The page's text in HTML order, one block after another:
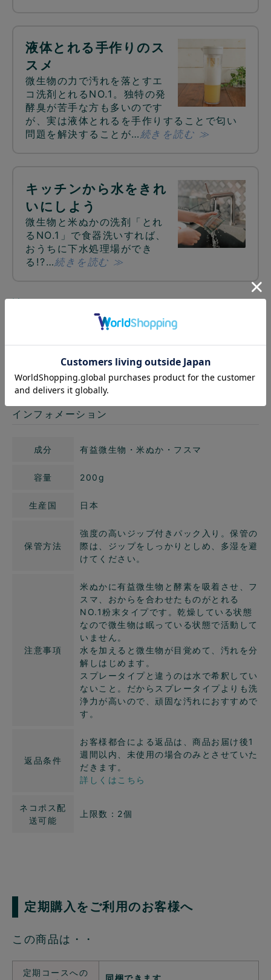
液体とれる手作りのス
スメ
微生物の力で汚れを落とすエ
コ洗剤とれるNO.1。独特の発
酵臭が苦手な方も多いのです
が、実は液体とれるを手作りすることで匂い
問題を解決することが… 続きを読む ≫
キッチンから水をきれ
いにしよう
微生物と米ぬかの洗剤「とれ
るNO.1」で食器洗いすれば、
おうちに下水処理場ができ
る!?…続きを読む ≫
商品詳細
インフォメーション
成分 有益微生物・米ぬか・フスマ
容量 200g
生産国 日本
保管方法
強度の高いジップ付きパック入り。保管の
際は、ジップをしっかりとしめ、多湿を避
けてください。
注意事項
米ぬかに有益微生物と酵素を吸着させ、フ
スマ、おからを合わせたものがとれる
NO.1粉末タイプです。乾燥している状態
なので微生物は眠っている状態で活動して
いません。
水を加えると微生物が目覚めて、汚れを分
解しはじめます。
スプレータイプと違うのは水で希釈してい
ないこと。だからスプレータイプよりも洗
浄力が高いので、頑固な汚れにおすすめで
す。
返品条件
お客様都合による返品は、商品お届け後1
週間以内、未使用の場合のみとさせていた
だきます。
詳しくはこちら
ネコポス配
送可能
上限数：2個
定期購入をご利用のお客様へ
この商品は・・
定期コースへの